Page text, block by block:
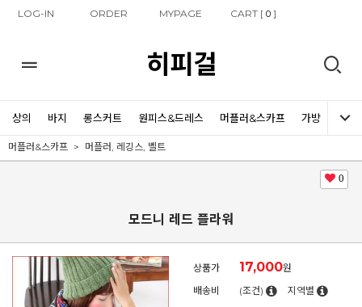
LOG-IN ORDER MYPAGE CART [0 ]
히피걸
상의 바지 롱스커트 원피스&드레스 머플러&스카프 가방 신발
머플러&스카프 머플러, 레깅스, 벨트
0
모드니 레드 플라워
상품가 17,000원
배송비
(조건) 지역별